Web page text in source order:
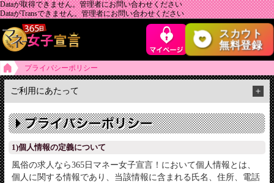
Dataが取得できません。管理者にお問い合わせください
DataがTransできません。管理者にお問い合わせください
スカウト
無料登録
プライバシーポリシー
ご利用にあたって ＋
1)個人情報の定義について
風俗の求人なら365日マネー女子宣言！において個人情報とは、
個人に関する情報であり、当該情報に含まれる氏名、住所、電話